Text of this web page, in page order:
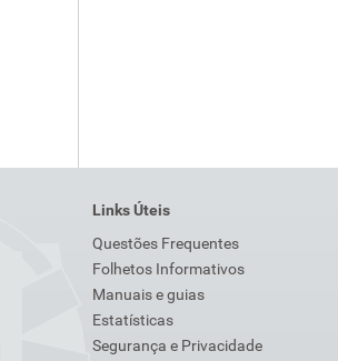
Links Úteis
Questões Frequentes
Folhetos Informativos
Manuais e guias
Estatísticas
Segurança e Privacidade